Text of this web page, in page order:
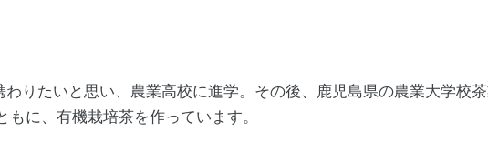
りたいと思い、農業高校に進学。その後、鹿児島県の農業大学校
に、有機栽培茶を作っています。